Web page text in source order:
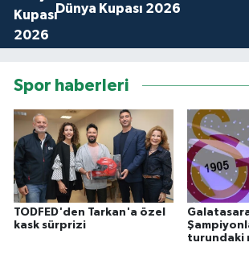
Dünya Kupası 2026
Spor haberleri
TODFED'den Tarkan'a özel
kask sürprizi
turundaki